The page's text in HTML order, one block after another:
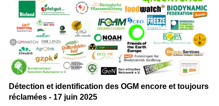
Détection et identification des OGM encore et toujours
réclamées - 17 juin 2025